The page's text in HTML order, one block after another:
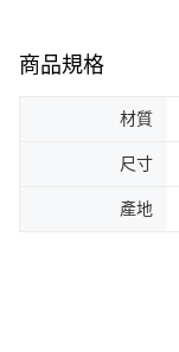
商品規格
材質
尺寸
產地